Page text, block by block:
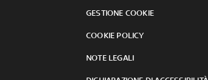
GESTIONE COOKIE
COOKIE POLICY
NOTE LEGALI